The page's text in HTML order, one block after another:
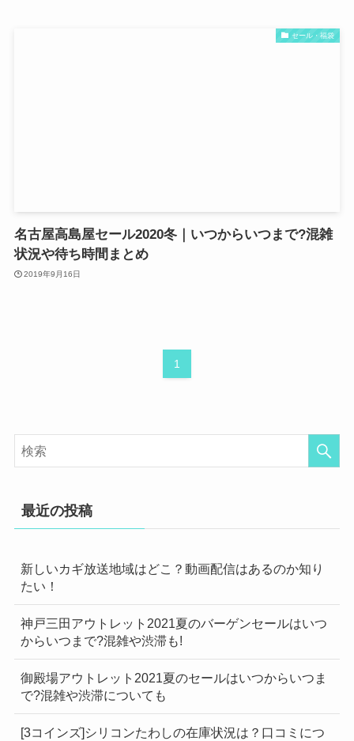
セール・福袋
名古屋高島屋セール2020冬｜いつからいつまで?混雑
状況や待ち時間まとめ
2019年9月16日
1
最近の投稿
新しいカギ放送地域はどこ？動画配信はあるのか知り
たい！
神戸三田アウトレット2021夏のバーゲンセールはいつ
からいつまで?混雑や渋滞も!
御殿場アウトレット2021夏のセールはいつからいつま
で?混雑や渋滞についても
[3コインズ]シリコンたわしの在庫状況は？口コミにつ